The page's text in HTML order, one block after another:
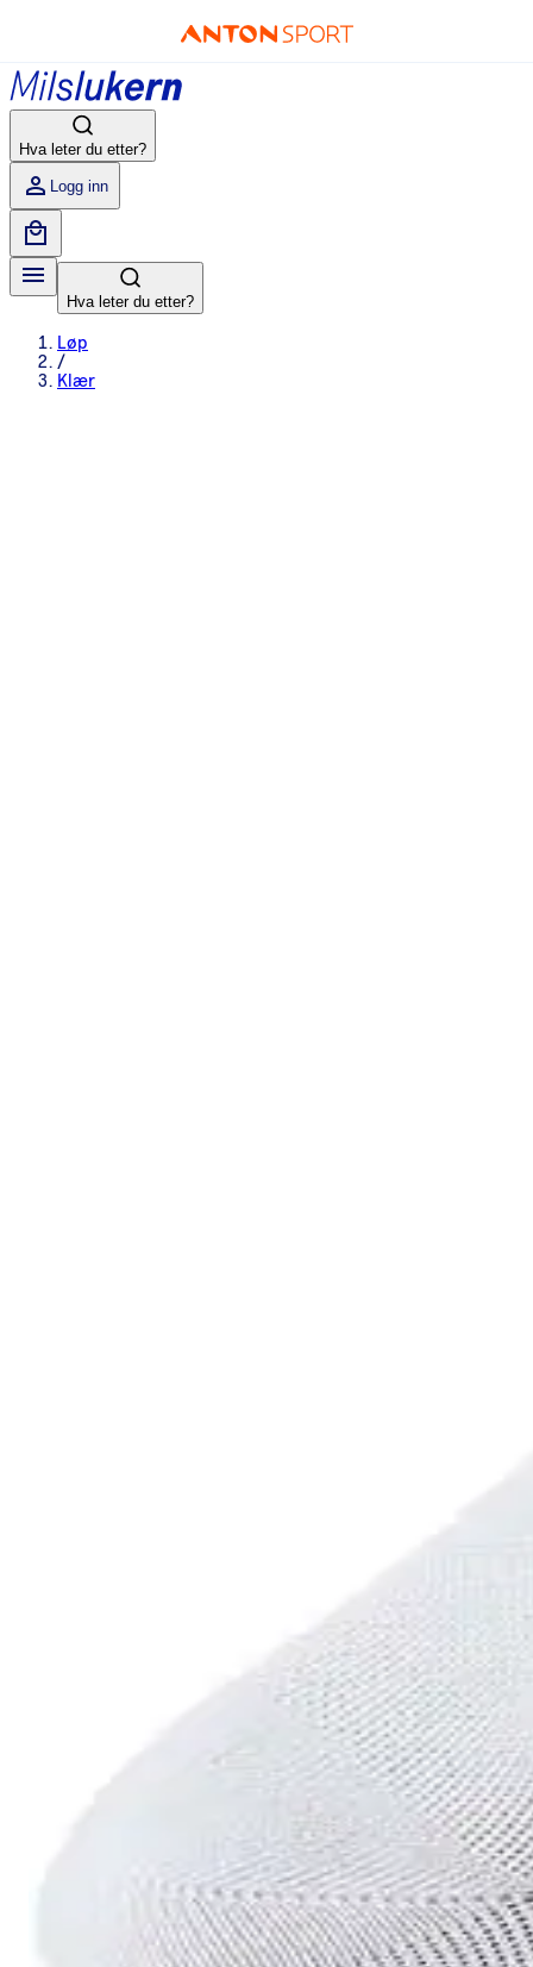
Hva leter du etter?
Logg inn
Hva leter du etter?
Løp
/
Klær